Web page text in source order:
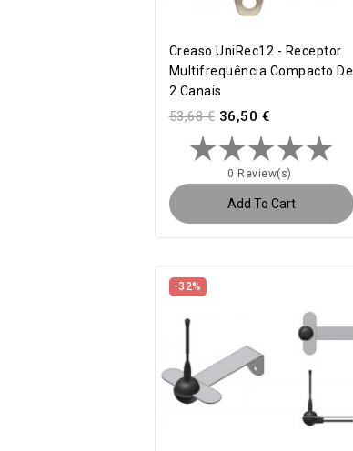
Creaso UniRec12 - Receptor
Multifrequência Compacto De
2 Canais
53,68 € 36,50 €
0 Review(s)
Add To Cart
-32%